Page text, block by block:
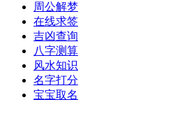
周公解梦
在线求签
吉凶查询
八字测算
风水知识
名字打分
宝宝取名